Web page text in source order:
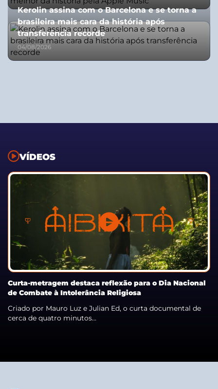
Kerolin assina com o Barcelona e se torna a
brasileira mais cara da história após
transferência recorde
04/08/2026
VÍDEOS
Curta-metragem destaca reflexão para o Dia Nacional
de Combate à Intolerância Religiosa
Criado por Mauro Luz e Julian Ed, o curta documental de
cerca de quatro minutos...